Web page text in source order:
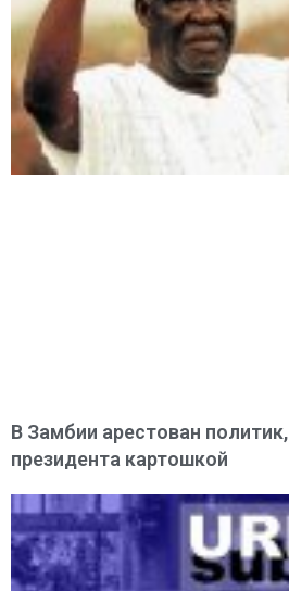
В Замбии арестован
президента картошкой